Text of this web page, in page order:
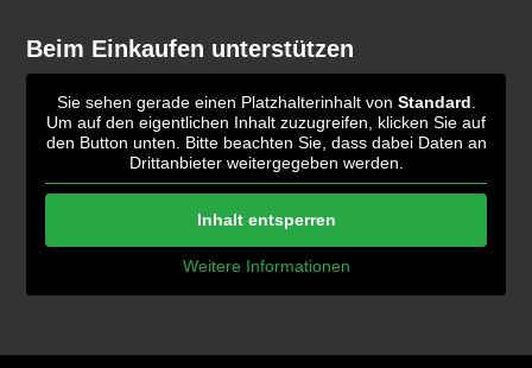
Beim Einkaufen unterstützen
Sie sehen gerade einen Platzhalterinhalt von Standard
Um auf den eigentlichen Inhalt zuzugreifen, klicken Sie auf
den Button unten. Bitte beachten Sie, dass dabei Daten an
Drittanbieter weitergegeben werden.
Inhalt entsperren
Weitere Informationen